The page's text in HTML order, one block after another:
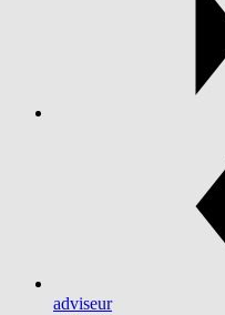
adviseur